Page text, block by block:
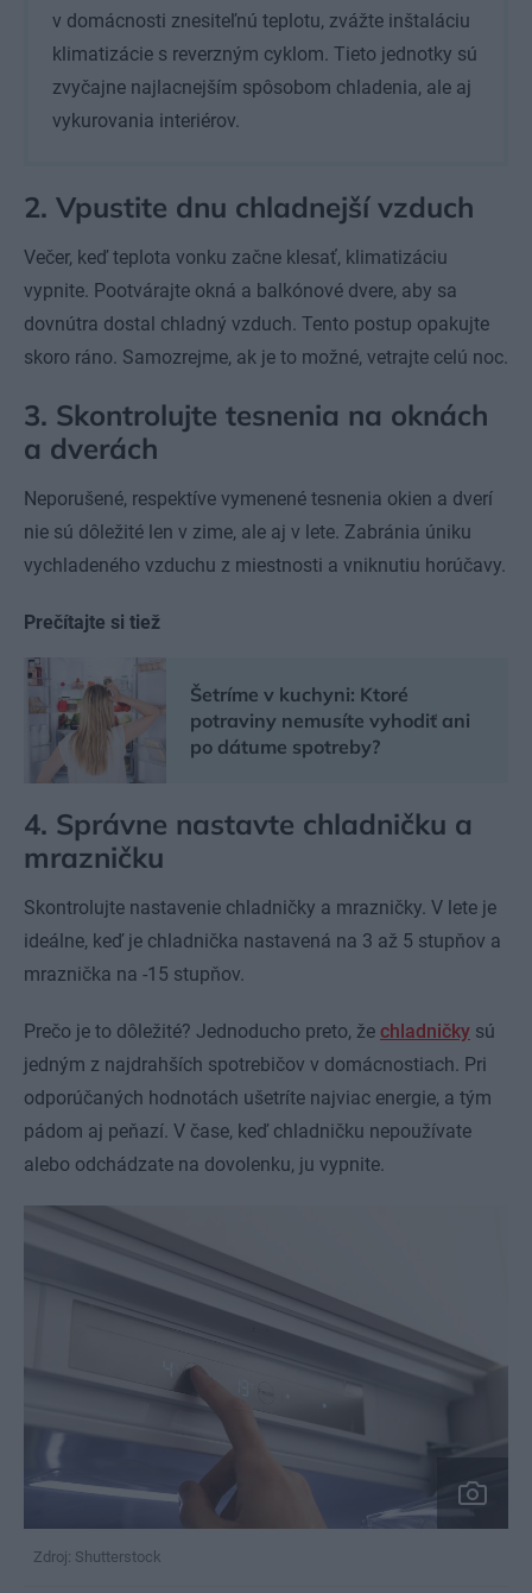
v domácnosti znesiteľnú teplotu, zvážte inštaláciu
klimatizácie s reverzným cyklom. Tieto jednotky sú
zvyčajne najlacnejším spôsobom chladenia, ale aj
vykurovania interiérov.
2. Vpustite dnu chladnejší vzduch
Večer, keď teplota vonku začne klesať, klimatizáciu
vypnite. Pootvárajte okná a balkónové dvere, aby sa
dovnútra dostal chladný vzduch. Tento postup opakujte
skoro ráno. Samozrejme, ak je to možné, vetrajte celú noc.
3. Skontrolujte tesnenia na oknách
a dverách
Neporušené, respektíve vymenené tesnenia okien a dverí
nie sú dôležité len v zime, ale aj v lete. Zabránia úniku
vychladeného vzduchu z miestnosti a vniknutiu horúčavy.
Prečítajte si tiež
Šetríme v kuchyni: Ktoré
potraviny nemusíte vyhodiť ani
po dátume spotreby?
4. Správne nastavte chladničku a
mrazničku
Skontrolujte nastavenie chladničky a mrazničky. V lete je
ideálne, keď je chladnička nastavená na 3 až 5 stupňov a
mraznička na -15 stupňov.
Prečo je to dôležité? Jednoducho preto, že chladničky sú
jedným z najdrahších spotrebičov v domácnostiach. Pri
odporúčaných hodnotách ušetríte najviac energie, a tým
pádom aj peňazí. V čase, keď chladničku nepoužívate
alebo odchádzate na dovolenku, ju vypnite.
Zdroj: Shutterstock